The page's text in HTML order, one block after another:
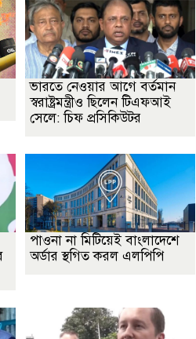
ভারতে নেওয়ার আগে বর্তমান
স্বরাষ্ট্রমন্ত্রীও ছিলেন টিএফআই
সেলে: চিফ প্রসিকিউটর
পাওনা না মিটিয়েই বাংলাদেশে
অর্ডার স্থগিত করল এলপিপি